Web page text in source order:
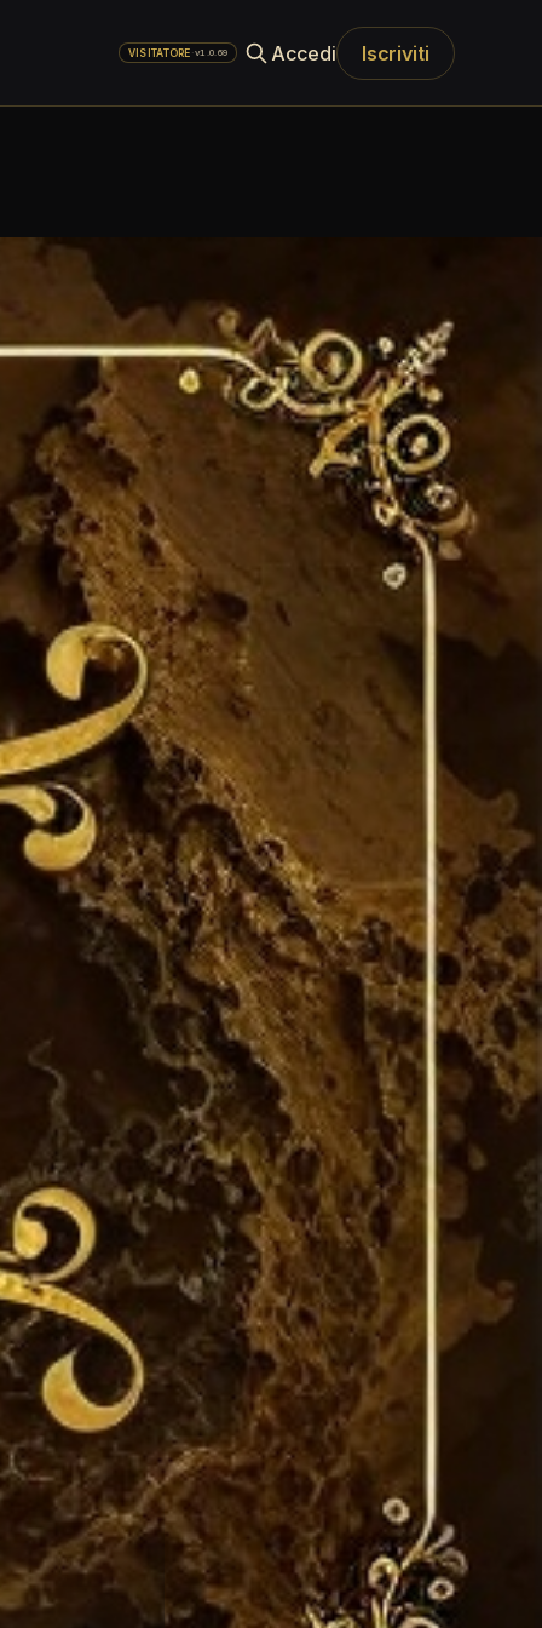
VISITATORE ·v1.0.69 Accedi Iscriviti